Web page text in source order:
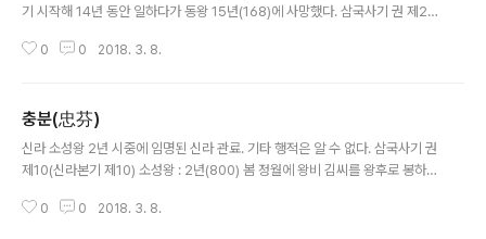
기 시작해 14년 동안 일하다가 동왕 15년(168)에 사망했다. 삼국사기 권 제2
군무와 국정을 맡겼다. 15년(168) 여름 4월에 이찬 계원(繼元)이 죽었으므로
0 0 2018. 3. 8.
충분(忠芬)
신라 소성왕 2년 시중에 임명된 신라 관료. 기타 행적은 알 수 없다. 삼국사기 권
제10(신라본기 제10) 소성왕 : 2년(800) 봄 정월에 왕비 김씨를 왕후로 봉하
0 0 2018. 3. 8.